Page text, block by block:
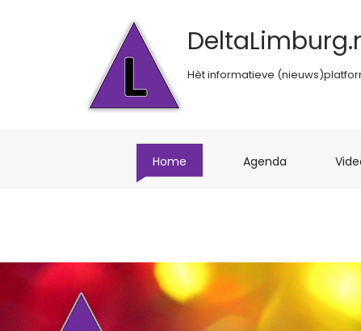
Hèt informatieve
Home Agenda (current)